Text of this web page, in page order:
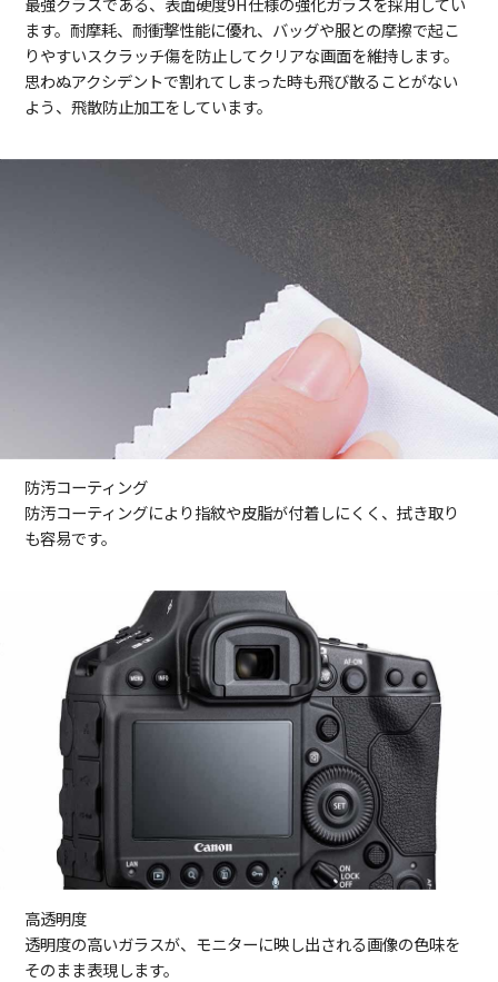
ます。耐摩耗、耐衝撃性能に優れ、バッグや服との摩擦で起こ
りやすいスクラッチ傷を防止してクリアな画面を維持します。
思わぬアクシデントで割れてしまった時も飛び散ることがない
よう、飛散防止加工をしています。
防汚コーティング
防汚コーティングにより指紋や皮脂が付着しにくく、拭き取り
も容易です。
高透明度
透明度の高いガラスが、モニターに映し出される画像の色味を
そのまま表現します。